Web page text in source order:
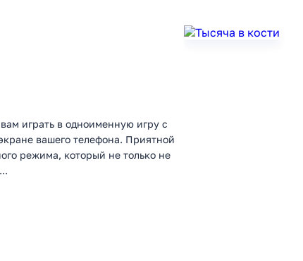
играть в одноименную игру с
вашего телефона. Приятной
режима, который не только не